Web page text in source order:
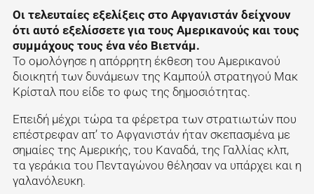
Οι τελευταίες εξελίξεις στο Αφγανιστάν δείχνουν
ότι αυτό εξελίσσετε για τους Αμερικανούς και τους
συμμάχους τους ένα νέο Βιετνάμ.
Το ομολόγησε η απόρρητη έκθεση του Αμερικανού
διοικητή των δυνάμεων της Καμπούλ στρατηγού Μακ
Κρίσταλ που είδε το φως της δημοσιότητας.
Επειδή μέχρι τώρα τα φέρετρα των στρατιωτών που
επέστρεφαν απ’ το Αφγανιστάν ήταν σκεπασμένα με
σημαίες της Αμερικής, του Καναδά, της Γαλλίας κλπ,
τα γεράκια του Πενταγώνου θέλησαν να υπάρχει και η
γαλανόλευκη.